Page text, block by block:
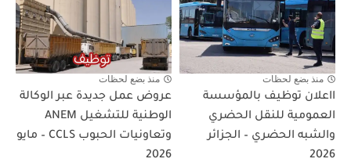
منذ بضع لحظات
ااعلان توظيف بالمؤسسة
العمومية للنقل الحضري
والشبه الحضري – الجزائر
2026
منذ بضع لحظات
عروض عمل جديدة عبر الوكالة
الوطنية للتشغيل ANEM
وتعاونيات الحبوب CCLS – مايو
2026